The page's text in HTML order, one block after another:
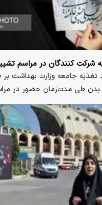
شرکت کنندگان در مراسم
تغذیه جامعه وزارت بهداشت
بدن طی مدت‌زمان حضور در